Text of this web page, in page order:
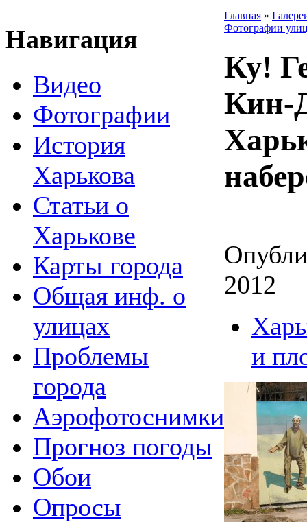
Навигация
Видео
Фотографии
История
Харькова
Статьи о
Харькове
Карты города
Общая инф. о
улицах
Проблемы
города
Аэрофотоснимки
Прогноз погоды
Обои
Опросы
Главная »
Фотографии
Ку!
Кин-
2012
и